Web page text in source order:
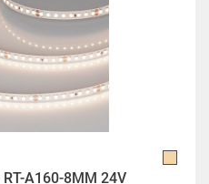
A160-8MM 24V